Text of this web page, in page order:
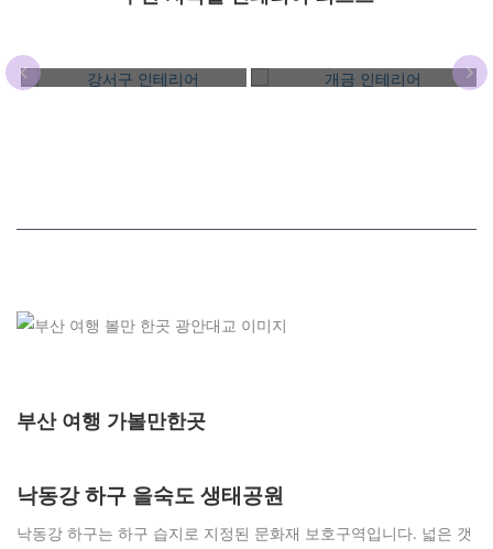
부산 여행 가볼만한곳
낙동강 하구 을숙도 생태공원
낙동강 하구는 하구 습지로 지정된 문화재 보호구역입니다. 넓은 갯